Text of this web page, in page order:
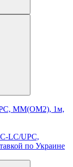
MM(OM2), 1м,